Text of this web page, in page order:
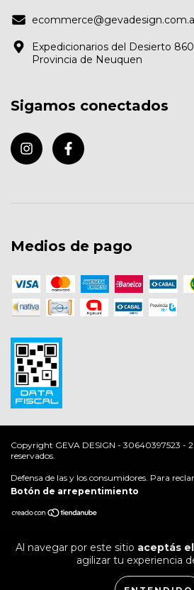
Al navegar por este sitio aceptás
agilizar tu experiencia
Expedicionarios del Desierto
Provincia de Neuquen
Sigamos conectados
Medios de pago
Copyright GEVA DESIGN - 30640397523 -
reservados.
Defensa de las y los consumidores. Para
Botón de arrepentimiento